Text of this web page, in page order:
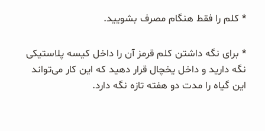
* کلم را فقط هنگام مصرف بشویید.
* برای نگه داشتن کلم قرمز آن را داخل کیسه پلاستیکی
نگه دارید و داخل یخچال قرار دهید که این کار می‌تواند
این گیاه را مدت دو هفته تازه نگه دارد.